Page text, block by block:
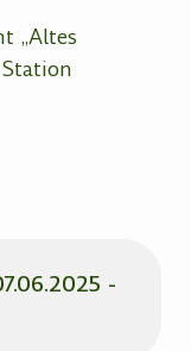
„Altes
-